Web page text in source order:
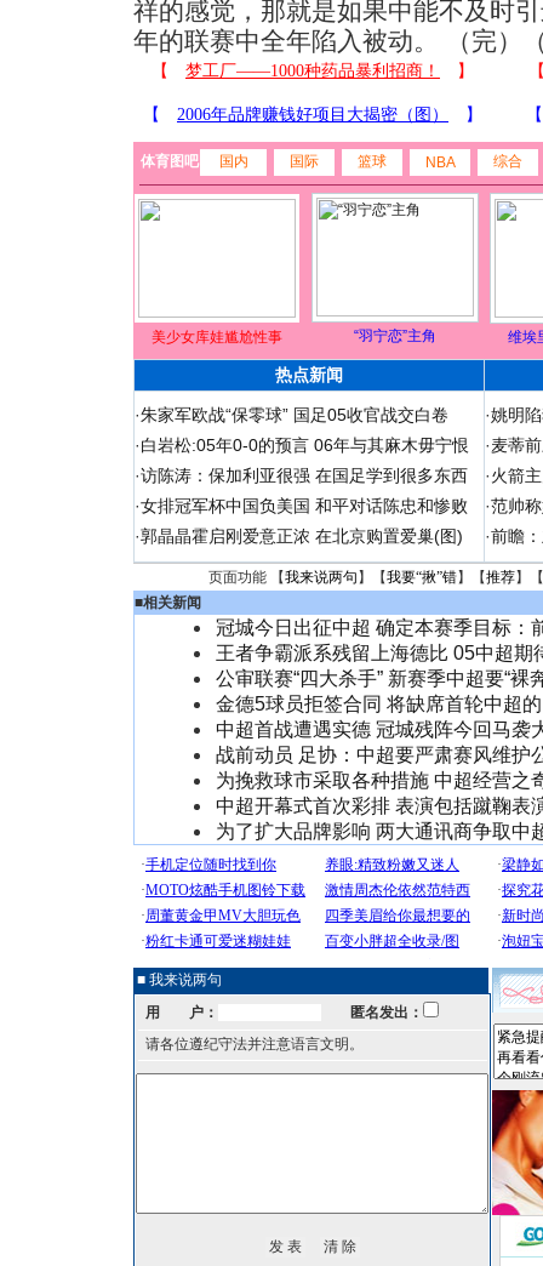
祥的感觉，那就是如果中能不及时
年的联赛中全年陷入被动。 （完）
体育图吧 国内 国际 篮球 NBA 综合
美少女库娃尴尬性事 “羽宁恋”主角 维埃
热点新闻
·朱家军欧战“保零球” 国足05收官战交白卷
·白岩松:05年0-0的预言 06年与其麻木毋宁恨
·访陈涛：保加利亚很强 在国足学到很多东西
·女排冠军杯中国负美国 和平对话陈忠和惨败
·郭晶晶霍启刚爱意正浓 在北京购置爱巢(图)
·姚明
·麦蒂
·火箭
·范帅
·前瞻
页面功能 【我来说两句 】【我要“揪”错】【推荐】
■相关新闻
冠城今日出征中超 确定本赛季目标：
王者争霸派系残留上海德比 05中超期
公审联赛“四大杀手” 新赛季中超要“裸
金德5球员拒签合同 将缺席首轮中超
中超首战遭遇实德 冠城残阵今回马袭
战前动员 足协：中超要严肃赛风维护
为挽救球市采取各种措施 中超经营之
中超开幕式首次彩排 表演包括蹴鞠表
为了扩大品牌影响 两大通讯商争取中
■ 我来说两句
用 户：
匿名发出：
请各位遵纪守法并注意语言文明。